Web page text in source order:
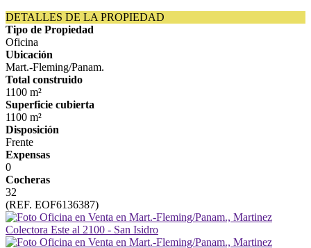
DETALLES DE LA PROPIEDAD
Tipo de Propiedad
Oficina
Ubicación
Mart.-Fleming/Panam.
Total construido
1100 m²
Superficie cubierta
1100 m²
Disposición
Frente
Expensas
0
Cocheras
32
(REF. EOF6136387)